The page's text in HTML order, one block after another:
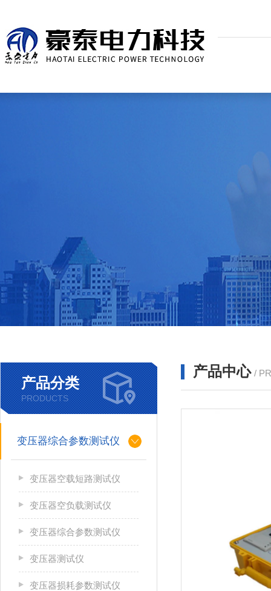
产品分类
PRODUCTS
变压器综合参数测试仪
变压器空载短路测试仪
变压器空负载测试仪
变压器综合参数测试仪
变压器测试仪
变压器损耗参数测试仪
产品中心 /